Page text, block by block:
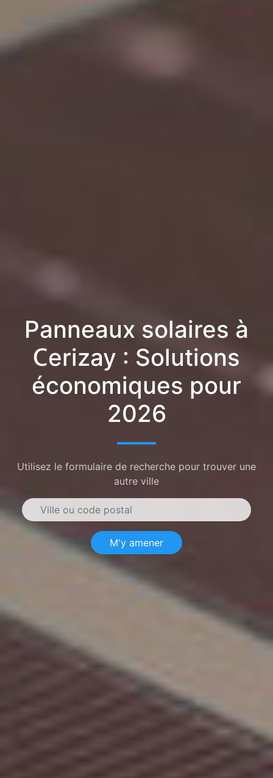
Panneaux solaires à
Cerizay : Solutions
économiques pour
2026
Utilisez le formulaire de recherche pour trouver une
autre ville
M'y amener